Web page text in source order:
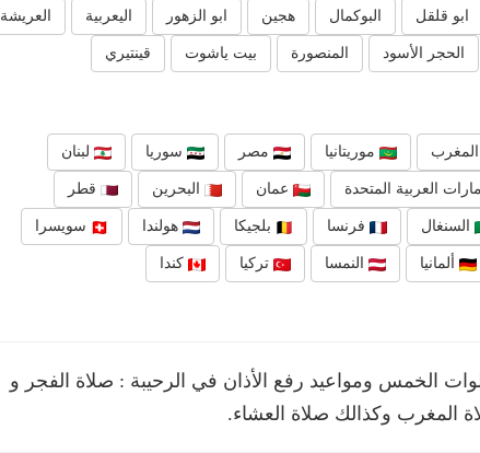
ابو قلقل البوكمال هجين ابو الزهور اليعربية العريشة
الحجر الأسود المنصورة بيت ياشوت قينتيري
المغرب موريتانيا مصر سوريا لبنان
العربية المتحدة عمان البحرين قطر
السنغال فرنسا بلجيكا هولندا سويسرا
ألمانيا النمسا تركيا كندا
الخمس ومواعيد رفع الأذان في الرحيبة : صلاة الفجر و
المغرب وكذالك صلاة العشاء.